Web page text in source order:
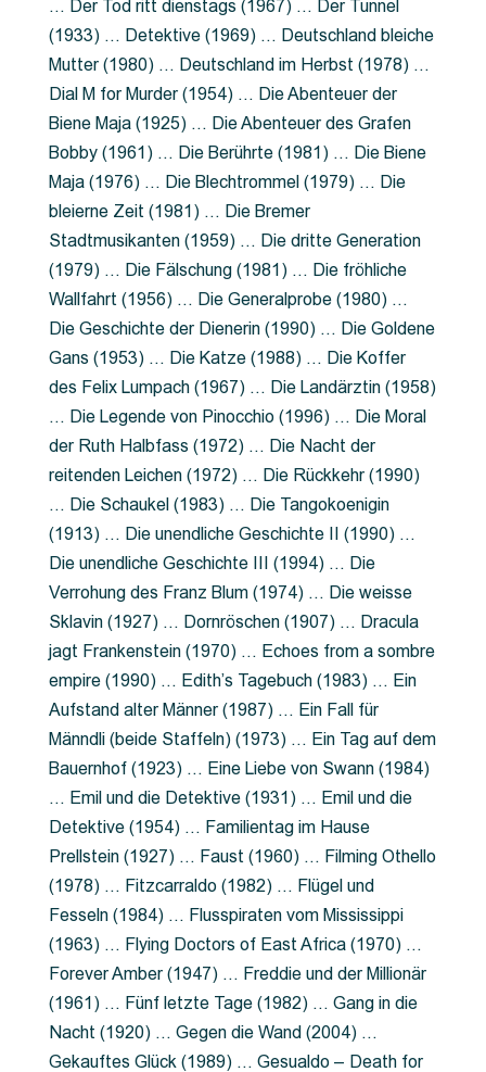
… Der Tod ritt dienstags (1967) … Der Tunnel
(1933) … Detektive (1969) … Deutschland bleiche
Mutter (1980) … Deutschland im Herbst (1978) …
Dial M for Murder (1954) … Die Abenteuer der
Biene Maja (1925) … Die Abenteuer des Grafen
Bobby (1961) … Die Berührte (1981) … Die Biene
Maja (1976) … Die Blechtrommel (1979) … Die
bleierne Zeit (1981) … Die Bremer
Stadtmusikanten (1959) … Die dritte Generation
(1979) … Die Fälschung (1981) … Die fröhliche
Wallfahrt (1956) … Die Generalprobe (1980) …
Die Geschichte der Dienerin (1990) … Die Goldene
Gans (1953) … Die Katze (1988) … Die Koffer
des Felix Lumpach (1967) … Die Landärztin (1958)
… Die Legende von Pinocchio (1996) … Die Moral
der Ruth Halbfass (1972) … Die Nacht der
reitenden Leichen (1972) … Die Rückkehr (1990)
… Die Schaukel (1983) … Die Tangokoenigin
(1913) … Die unendliche Geschichte II (1990) …
Die unendliche Geschichte III (1994) … Die
Verrohung des Franz Blum (1974) … Die weisse
Sklavin (1927) … Dornröschen (1907) … Dracula
jagt Frankenstein (1970) … Echoes from a sombre
empire (1990) … Edith’s Tagebuch (1983) … Ein
Aufstand alter Männer (1987) … Ein Fall für
Männdli (beide Staffeln) (1973) … Ein Tag auf dem
Bauernhof (1923) … Eine Liebe von Swann (1984)
… Emil und die Detektive (1931) … Emil und die
Detektive (1954) … Familientag im Hause
Prellstein (1927) … Faust (1960) … Filming Othello
(1978) … Fitzcarraldo (1982) … Flügel und
Fesseln (1984) … Flusspiraten vom Mississippi
(1963) … Flying Doctors of East Africa (1970) …
Forever Amber (1947) … Freddie und der Millionär
(1961) … Fünf letzte Tage (1982) … Gang in die
Nacht (1920) … Gegen die Wand (2004) …
Gekauftes Glück (1989) … Gesualdo – Death for